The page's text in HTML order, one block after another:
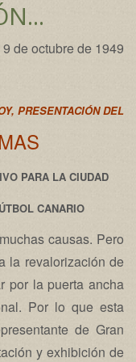
de octubre de 1949
PRESENTACIÓN DEL
PARA LA CIUDAD
CANARIO
causas. Pero
la revalorización de
por la puerta ancha
Por lo que esta
de Gran
y exhibición de